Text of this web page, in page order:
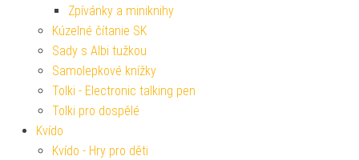
Zpívánky a miniknihy
Kúzelné čítanie SK
Sady s Albi tužkou
Samolepkové knížky
Tolki - Electronic talking pen
Tolki pro dospělé
Kvído
Kvído - Hry pro děti